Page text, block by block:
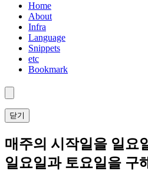
Home
About
Infra
Language
Snippets
etc
Bookmark
닫기
매주의 시작일을 일요
일요일과 토요일을 구